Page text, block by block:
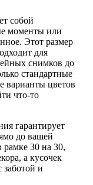
собой
моменты или
Этот размер
для
снимков до
стандартные
варианты цветов
что-то
гарантирует
до вашей
рамке 30 на 30,
а кусочек
и